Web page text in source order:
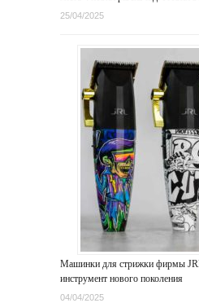
25/04/2025
Машинки для стрижки фирмы
инструмент нового поколения
04/04/2025